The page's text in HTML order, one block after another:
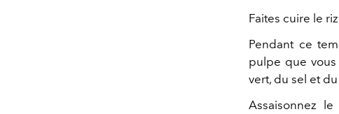
Faites cuire le
Pendant ce
pulpe que vous
vert, du sel et
Assaisonnez